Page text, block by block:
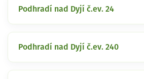
Podhradí nad Dyjí č.ev. 24
Podhradí nad Dyjí č.ev. 240